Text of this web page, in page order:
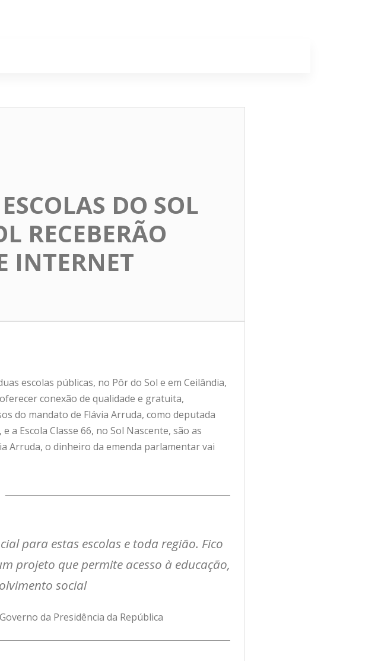
DO SOL
RECEBERÃO
INTERNET
escolas públicas, no Pôr do Sol e em Ceilândia,
conexão de qualidade e gratuita,
do mandato de Flávia Arruda, como deputada
a Escola Classe 66, no Sol Nascente, são as
Arruda, o dinheiro da emenda parlamentar vai
para estas escolas e toda região. Fico
projeto que permite acesso à educação,
social
da Presidência da República